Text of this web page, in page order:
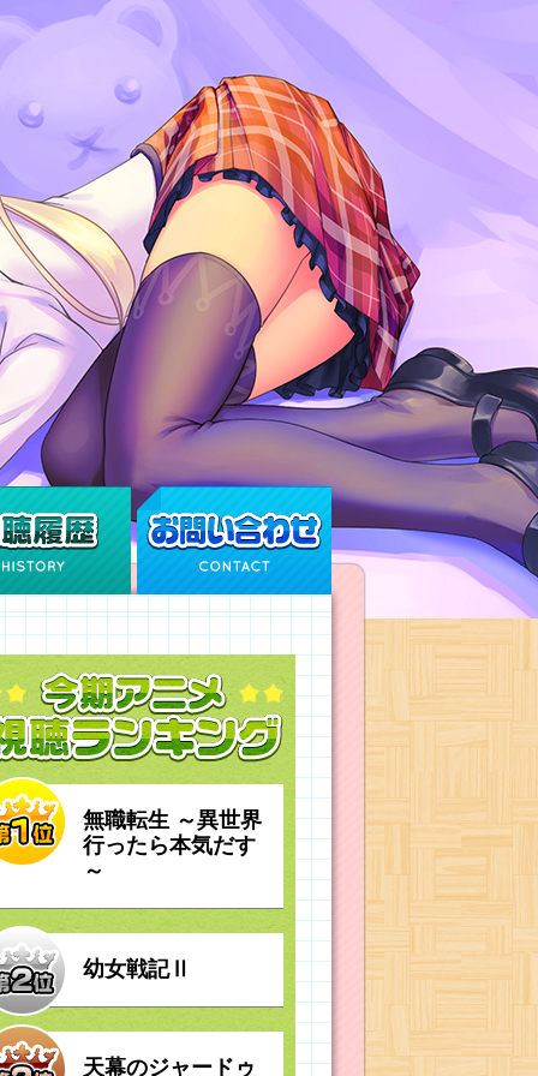
無職転生 ～異世界
行ったら本気だす
～
幼女戦記Ⅱ
天幕のジャードゥ